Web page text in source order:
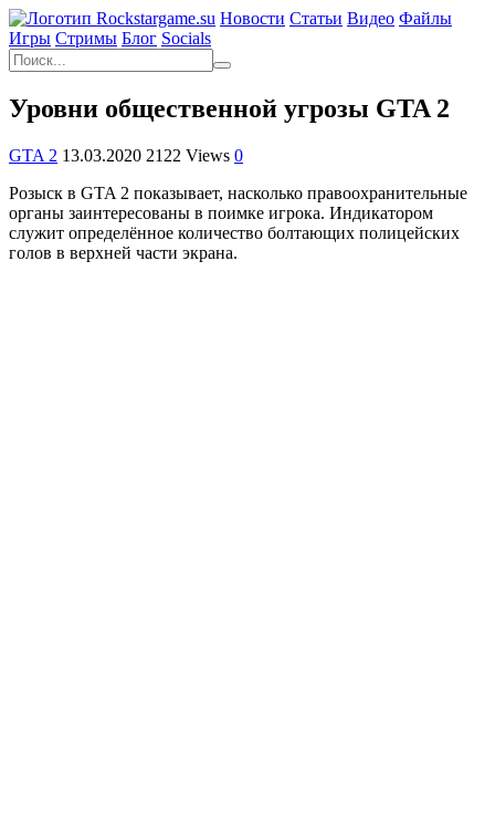
Новости Статьи Видео Файлы
Игры Cтримы Блог Socials
Уровни общественной угрозы GTA 2
GTA 2 13.03.2020 2122 Views 0
Розыск в GTA 2 показывает, насколько правоохранительные
органы заинтересованы в поимке игрока. Индикатором
служит определённое количество болтающих полицейских
голов в верхней части экрана.